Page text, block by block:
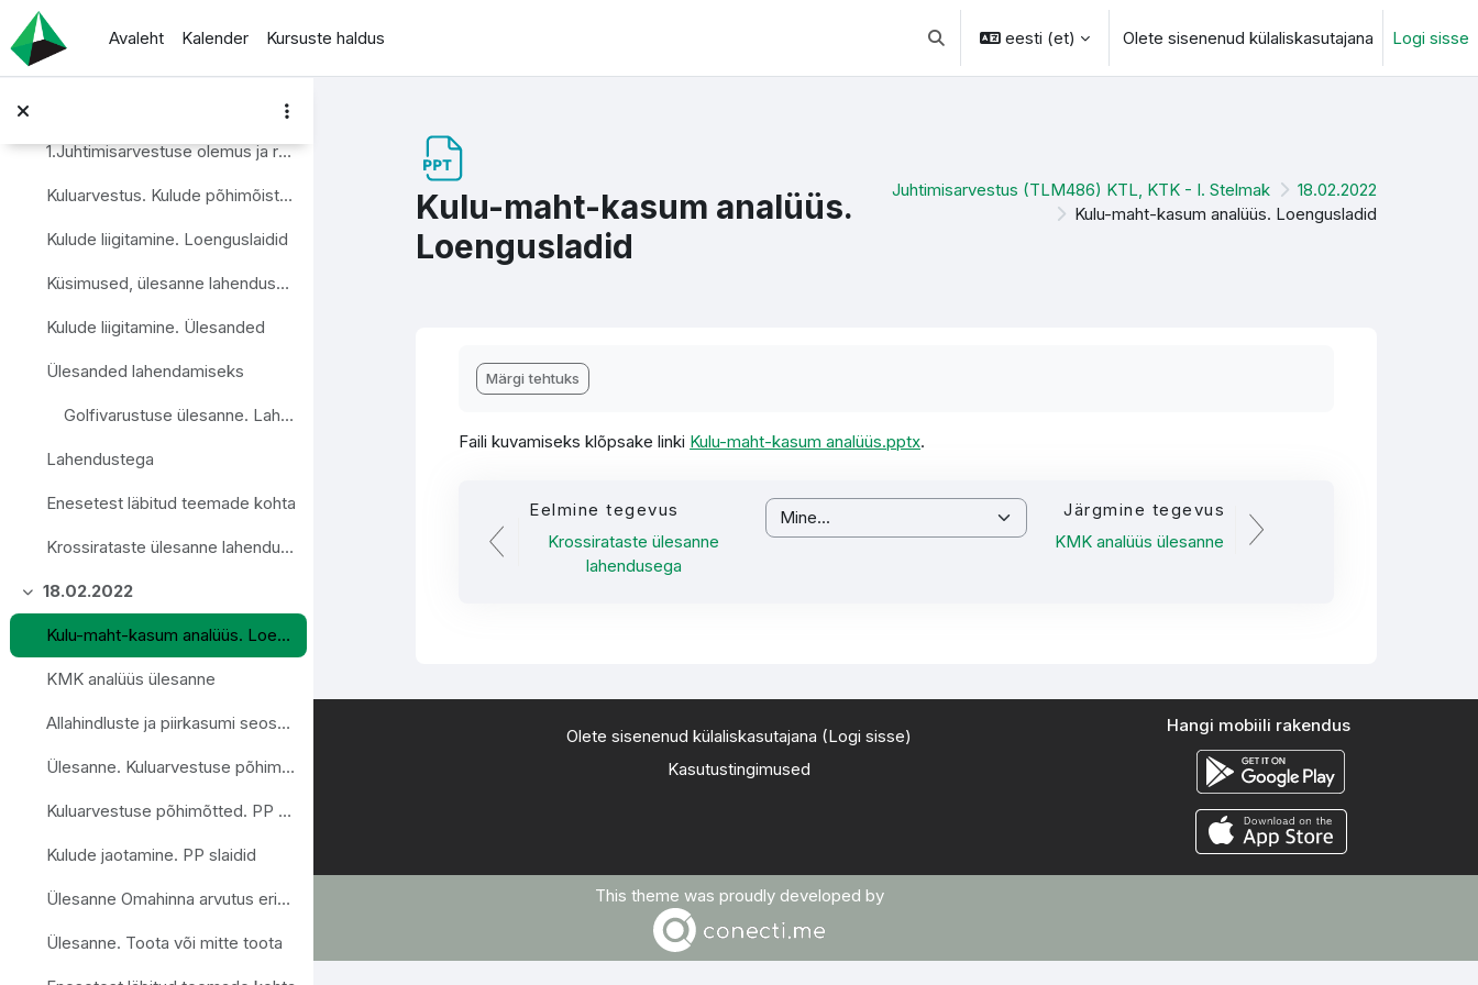
Jäta vahele peasisuni
Avaleht
Kalender Kursuste haldus Lülitab otsingu sisendi
eesti ‎(et)‎ Olete sisenenud külaliskasutajana Logi sisse
ZOOM meeting room
Juhi ja ettevõtja raharaamat
Ahenda Juhtimisarvestuse olemus. Kuluarvestus.
1.Juhtimisarvestuse olemus ja roll. Juhtimisarvestuse süsteem. Otsustusprotsess
Kuluarvestus. Kulude põhimõisted. Loenguslaidid
Kulude liigitamine. Loenguslaidid
Küsimused, ülesanne lahendusega
Kulude liigitamine. Ülesanded
Ülesanded lahendamiseks
Golfivarustuse ülesanne. Lahendusega
Lahendustega
Enesetest läbitud teemade kohta
Krossirataste ülesanne lahendusega
Ahenda
18.02.2022
Kulu-maht-kasum analüüs. Loengusladid
KMK analüüs ülesanne
Allahindluste ja piirkasumi seosed
Ülesanne. Kuluarvestuse põhimõtted.
Kuluarvestuse põhimõtted. PP slaidid
Kulude jaotamine. PP slaidid
Ülesanne Omahinna arvutus erinevate kulukäituritega
Ülesanne. Toota või mitte toota
Kulu-maht-kasum analüüs.
Loengusladid
Juhtimisarvestus (TLM486) KTL, KTK - I. Stelmak
18.02.2022
Kulu-maht-kasum analüüs. Loengusladid
Märgi tehtuks
Faili kuvamiseks klõpsake linki Kulu-maht-kasum analüüs.pptx.
Eelmine tegevus
Krossirataste ülesanne
lahendusega
Mine...
Järgmine tegevus
KMK analüüs ülesanne
Olete sisenenud külaliskasutajana (Logi sisse)
Kasutustingimused
Hangi mobiili rakendus
This theme was proudly developed by